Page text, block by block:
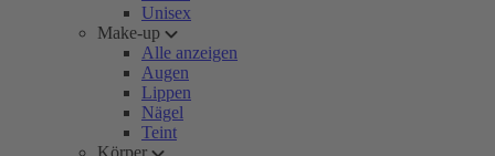
Unisex
Make-up
Alle anzeigen
Augen
Lippen
Nägel
Teint
Körper